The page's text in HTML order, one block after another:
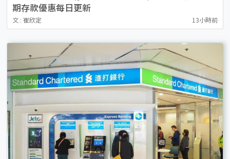
期存款優惠每日更新
文 : 崔欣定 13小時前